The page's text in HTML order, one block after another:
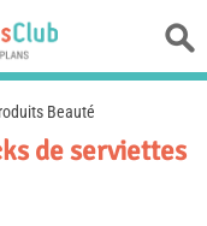
Beauté
de serviettes